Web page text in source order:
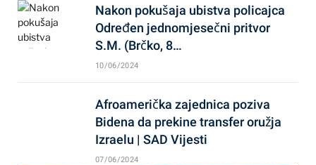
Nakon pokušaja ubistva policajca
Određen jednomjesečni pritvor
S.M. (Brčko, 8…
10/06/2024
Afroamerička zajednica poziva
Bidena da prekine transfer oružja
Izraelu | SAD Vijesti
07/06/2024